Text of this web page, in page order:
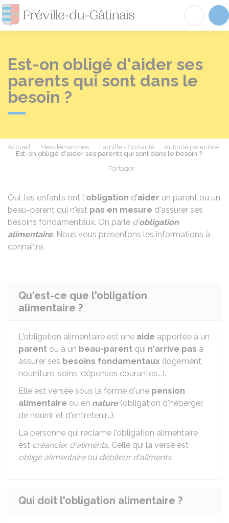
Fréville-du-
Est-on obligé d'aider ses
parents qui sont dans le
besoin ?
Accueil Mes démarches Famille - Scolarité
Autorité parentale
Est-on obligé d'aider ses parents qui sont dans le besoin ?
Partager
Oui, les enfants ont l'obligation d'aider un parent ou un
beau-parent qui n'est pas en mesure d'assurer ses
besoins fondamentaux. On parle d'obligation
alimentaire. Nous vous présentons les informations à
connaître.
Qu'est-ce que l'obligation
alimentaire ?
L'obligation alimentaire est une aide apportée à un
parent ou à un beau-parent qui n'arrive pas à
assurer ses besoins fondamentaux (logement,
nourriture, soins, dépenses courantes...).
Elle est versée sous la forme d'une pension
alimentaire ou en nature(obligation d'héberger,
de nourrir et d'entretenir...).
La personne qui réclame l'obligation alimentaire
est créancier d'aliments. Celle qui la verse est
obligé alimentaireou débiteur d'aliments.
Qui doit l'obligation alimentaire ?